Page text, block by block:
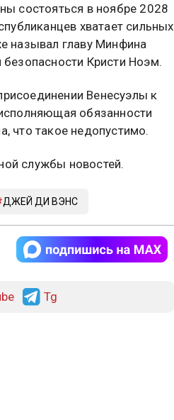
состояться в ноябре 2028
хватает сильных
называл главу Минфина
безопасности Кристи Ноэм.
Венесуэлы к
обязанности
что такое недопустимо.
службы новостей.
ДЖЕЙ ДИ ВЭНС
Tg